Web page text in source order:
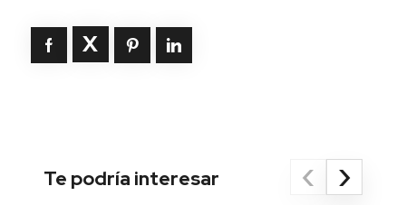
Te podría interesar ‹ ›